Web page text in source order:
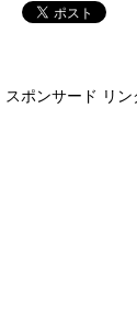
スポンサード リン